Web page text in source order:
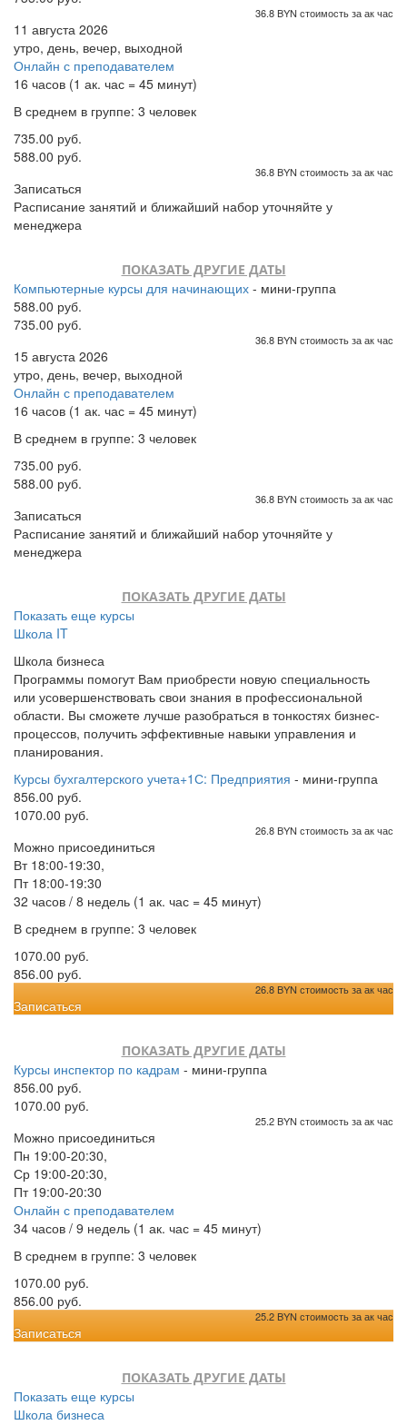
36.8 BYN стоимость за ак час
11 августа 2026
утро, день, вечер, выходной
Онлайн с преподавателем
16 часов (1 ак. час = 45 минут)
В среднем в группе: 3 человек
735.00 руб.
588.00 руб.
36.8 BYN стоимость за ак час
Записаться
Расписание занятий и ближайший набор уточняйте у
менеджера
ПОКАЗАТЬ ДРУГИЕ ДАТЫ
Компьютерные курсы для начинающих - мини-группа
588.00 руб.
735.00 руб.
36.8 BYN стоимость за ак час
15 августа 2026
утро, день, вечер, выходной
Онлайн с преподавателем
16 часов (1 ак. час = 45 минут)
В среднем в группе: 3 человек
735.00 руб.
588.00 руб.
36.8 BYN стоимость за ак час
Записаться
Расписание занятий и ближайший набор уточняйте у
менеджера
ПОКАЗАТЬ ДРУГИЕ ДАТЫ
Показать еще курсы
Школа IT
Школа бизнеса
Программы помогут Вам приобрести новую специальность
или усовершенствовать свои знания в профессиональной
области. Вы сможете лучше разобраться в тонкостях бизнес-
процессов, получить эффективные навыки управления и
планирования.
Курсы бухгалтерского учета+1С: Предприятия - мини-группа
856.00 руб.
1070.00 руб.
26.8 BYN стоимость за ак час
Можно присоединиться
Вт 18:00-19:30,
Пт 18:00-19:30
32 часов / 8 недель (1 ак. час = 45 минут)
В среднем в группе: 3 человек
1070.00 руб.
856.00 руб.
26.8 BYN стоимость за ак час
Записаться
ПОКАЗАТЬ ДРУГИЕ ДАТЫ
Курсы инспектор по кадрам - мини-группа
856.00 руб.
1070.00 руб.
25.2 BYN стоимость за ак час
Можно присоединиться
Пн 19:00-20:30,
Ср 19:00-20:30,
Пт 19:00-20:30
Онлайн с преподавателем
34 часов / 9 недель (1 ак. час = 45 минут)
В среднем в группе: 3 человек
1070.00 руб.
856.00 руб.
25.2 BYN стоимость за ак час
Записаться
ПОКАЗАТЬ ДРУГИЕ ДАТЫ
Показать еще курсы
Школа бизнеса